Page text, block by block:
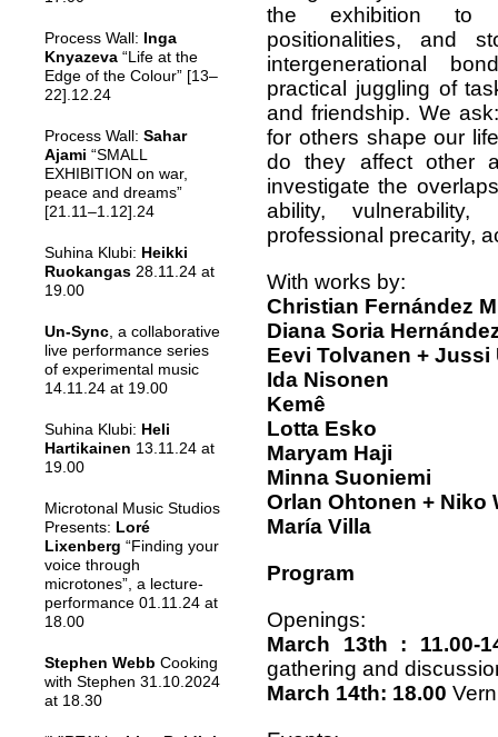
Process Wall: Inga
Knyazeva “Life at the
Edge of the Colour” [13–
22].12.24
Process Wall: Sahar
Ajami “SMALL
EXHIBITION on war,
peace and dreams”
[21.11–1.12].24
Suhina Klubi: Heikki
Ruokangas 28.11.24 at
19.00
Un-Sync , a collaborative
live performance series
of experimental music
14.11.24 at 19.00
Suhina Klubi: Heli
Hartikainen 13.11.24 at
19.00
Microtonal Music Studios
Presents: Loré
Lixenberg “Finding your
voice through
microtones”, a lecture-
performance 01.11.24 at
18.00
Stephen Webb Cooking
with Stephen 31.10.2024
at 18.30
the exhibition to
positionalities, and
intergenerational
practical juggling of
and friendship. We
for others shape our
do they affect other
investigate the
ability,
professional precarity,
With works by:
Christian Fernández
Diana Soria
Eevi Tolvanen + Jussi
Ida Nisonen
Kemê
Lotta Esko
Maryam Haji
Minna Suoniemi
Orlan Ohtonen + Niko
María Villa
Program
Openings:
March 13th : 11.00-
gathering and
March 14th: 18.00